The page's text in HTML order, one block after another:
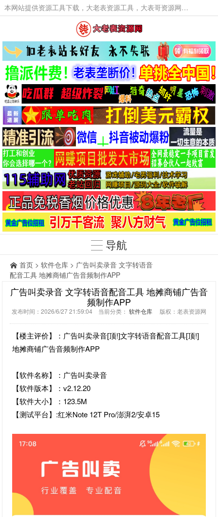
本网站提供资源工具下载，大老表资源工具，大表哥资源网软件工具，大老表资源下载，活动线报福利资源分享,活动线报，大型网游经典游戏，网络热门技术游戏辅助交流与分享。
导航
首页 > 软件仓库 > 广告叫卖录音 文字转语音
配音工具 地摊商铺广告音频制作APP
广告叫卖录音 文字转语音配音工具 地摊商铺广告音
频制作APP
发布时间：2026/6/27 21:59:04 当前分类： 软件仓库 版权：老表资源网
【楼主评价】：广告叫卖录音[顶!]文字转语音配音工具[顶!]
地摊商铺广告音频制作APP
【软件名称】：广告叫卖录音
【软件版本】：v2.12.20
【软件大小】：123.5M
【测试平台】:红米Note 12T Pro/澎湃2/安卓15